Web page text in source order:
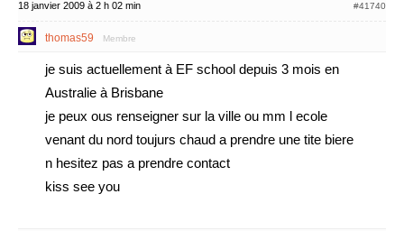
18 janvier 2009 à 2 h 02 min #41740
thomas59 Membre
je suis actuellement à EF school depuis 3 mois en
Australie à Brisbane
je peux ous renseigner sur la ville ou mm l ecole
venant du nord toujurs chaud a prendre une tite biere
n hesitez pas a prendre contact
kiss see you